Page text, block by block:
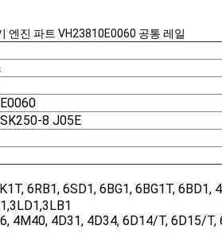
엔진 파트 VH23810E0060 공통 레일
8 J05E
6RB1, 6SD1, 6BG1, 6BG1T, 6BD1,
4M40, 4D31, 4D34, 6D14/T, 6D15/